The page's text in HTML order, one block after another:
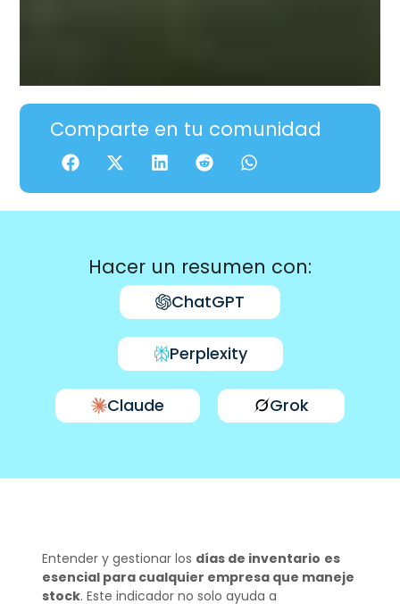
Comparte en tu comunidad
Hacer un resumen con:
ChatGPT
Perplexity
Claude Grok
Entender y gestionar los días de inventario es
esencial para cualquier empresa que maneje
stock. Este indicador no solo ayuda a